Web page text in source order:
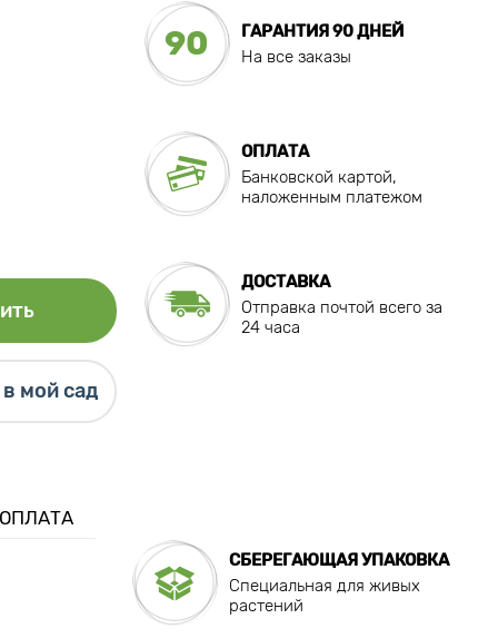
мой сад
90
ГАРАНТИЯ 90 ДНЕЙ
На все заказы
ОПЛАТА
Банковской картой,
наложенным платежом
ДОСТАВКА
Отправка почтой всего за
24 часа
СБЕРЕГАЮЩАЯ УПАКОВКА
Специальная для живых
растений